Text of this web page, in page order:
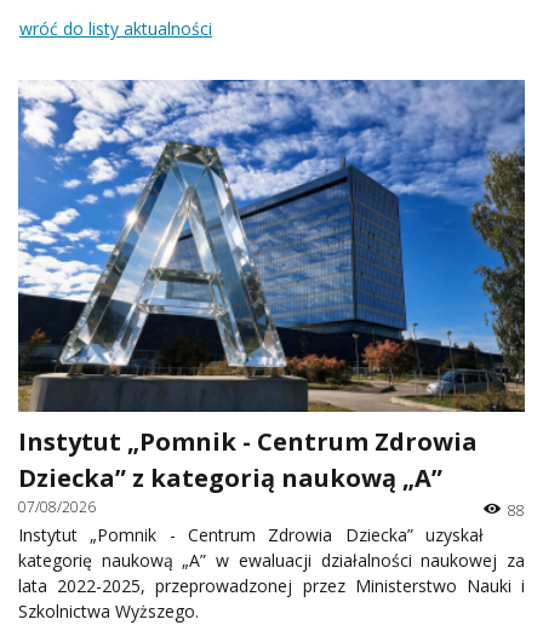
wróć do listy aktualności
Instytut „Pomnik - Centrum Zdrowia
Dziecka” z kategorią naukową „A”
07/08/2026 88
Instytut „Pomnik - Centrum Zdrowia Dziecka” uzyskał
kategorię naukową „A” w ewaluacji działalności naukowej za
lata 2022-2025, przeprowadzonej przez Ministerstwo Nauki i
Szkolnictwa Wyższego.